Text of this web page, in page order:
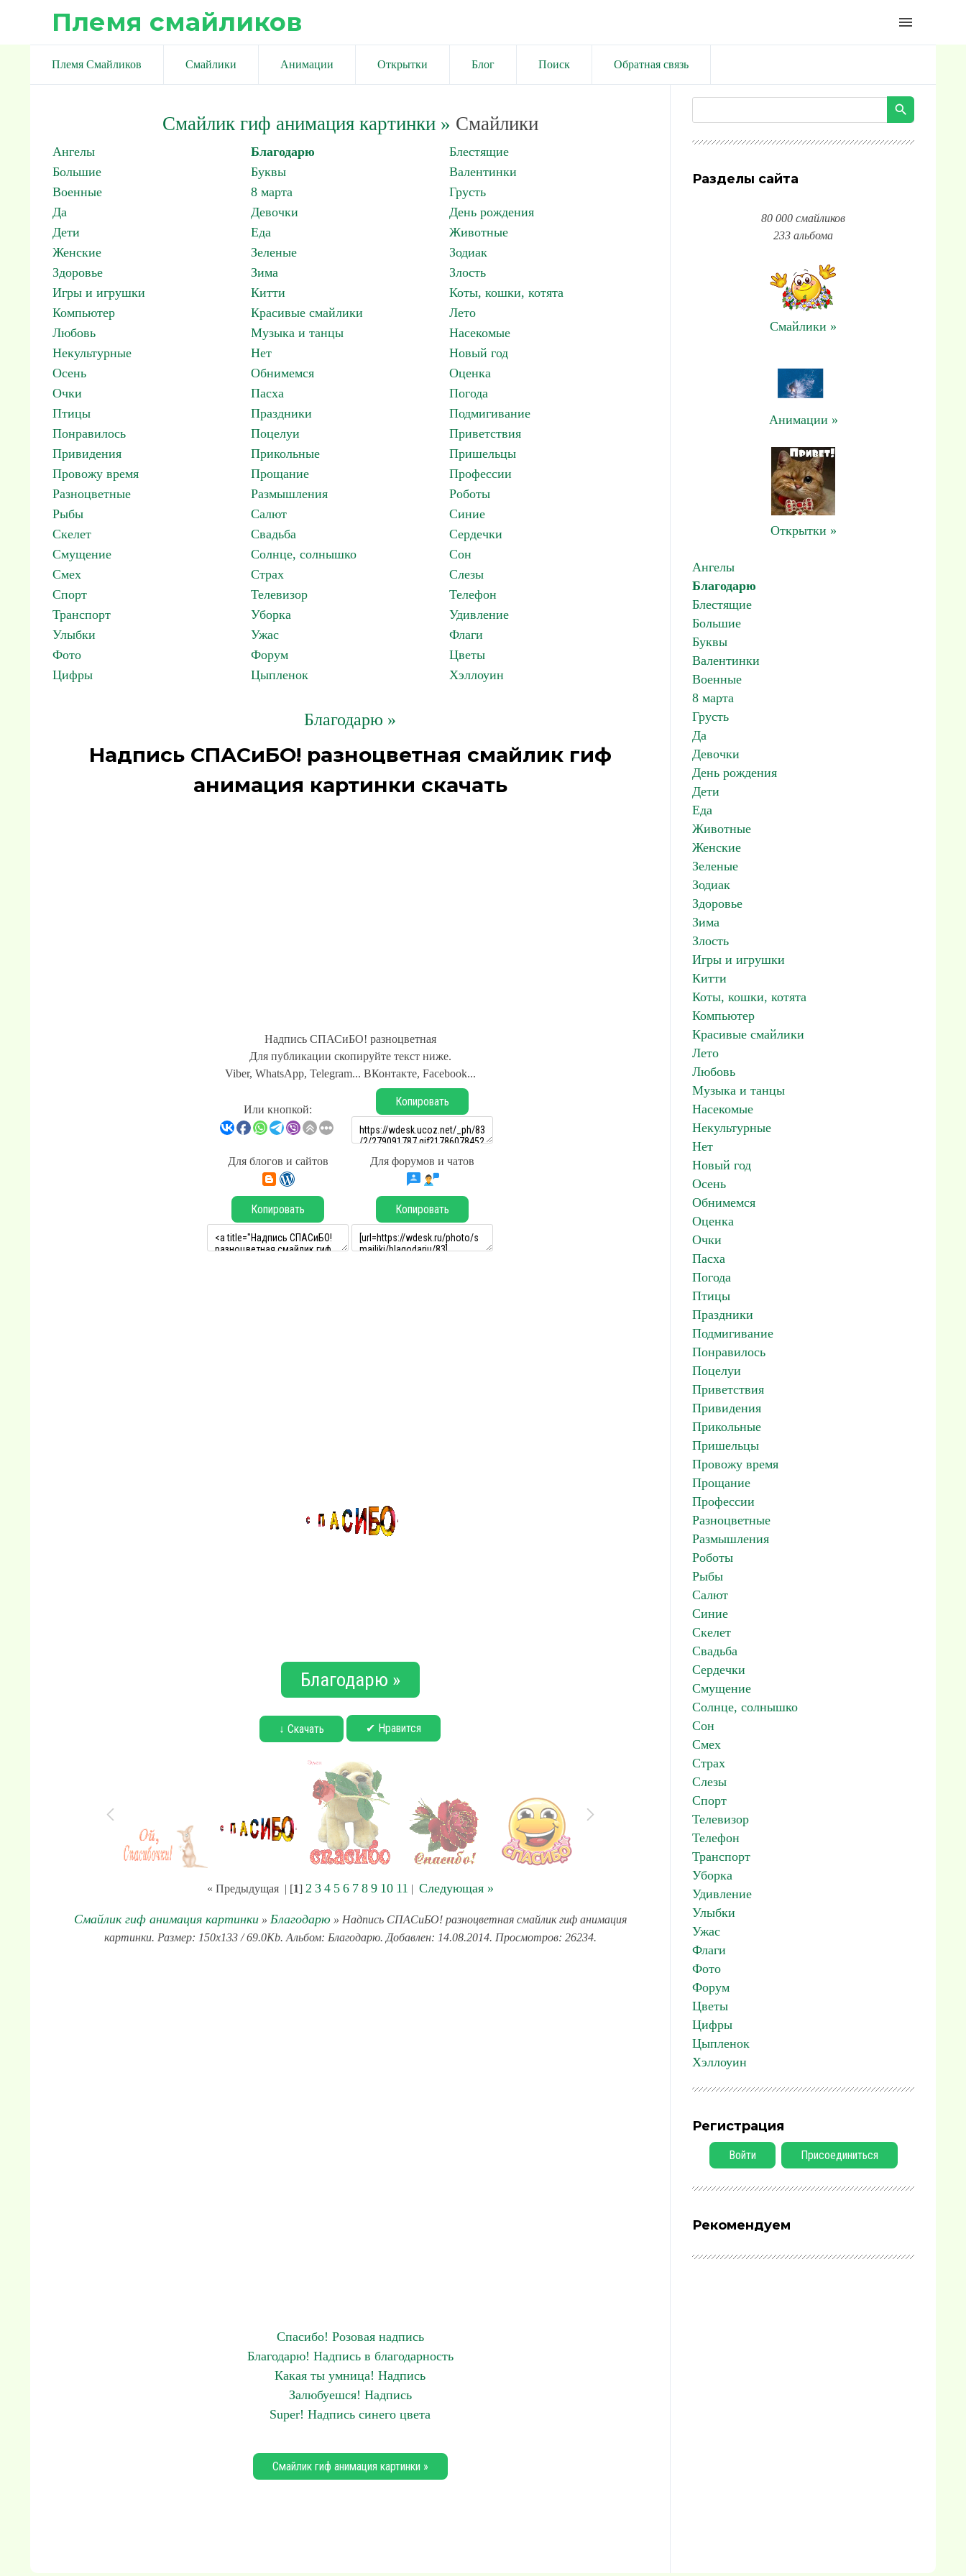
Племя смайликов menu
Племя Смайликов Смайлики Анимации Открытки Блог Поиск Обратная связь
Смайлик гиф анимация картинки» Смайлики
Ангелы Благодарю
Блестящие
Большие
Буквы
Валентинки
Военные
8 марта
Грусть
Да
Девочки
День рождения
Дети
Еда
Животные
Женские
Зеленые
Зодиак
Здоровье
Зима
Злость
Игры и игрушки
Китти
Коты, кошки, котята
Компьютер
Красивые смайлики
Лето
Любовь
Музыка и танцы
Насекомые
Некультурные
Нет
Новый год
Осень
Обнимемся
Оценка
Очки
Пасха
Погода
Птицы
Праздники
Подмигивание
Понравилось
Поцелуи
Приветствия
Привидения
Прикольные
Пришельцы
Провожу время
Прощание
Профессии
Разноцветные
Размышления
Роботы
Рыбы
Салют
Синие
Скелет
Свадьба
Сердечки
Смущение
Солнце, солнышко
Сон
Смех
Страх
Слезы
Спорт
Телевизор
Телефон
Транспорт
Уборка
Удивление
Улыбки
Ужас
Флаги
Фото
Форум
Цветы
Цифры
Цыпленок Хэллоуин
Благодарю »
Надпись СПАСиБО! разноцветная смайлик гиф
анимация картинки скачать
Надпись СПАСиБО! разноцветная
Для публикации скопируйте текст ниже.
Viber, WhatsApp, Telegram... ВКонтакте, Facebook...
Или кнопкой:
Копировать
Для блогов и сайтов Для форумов и чатов
Копировать Копировать
Благодарю »
↓ Скачать ✔ Нравится
« Предыдущая| [1] 2 3 4 5 6 7 8 9 10 11 | Следующая »
Смайлик гиф анимация картинки» Благодарю» Надпись СПАСиБО! разноцветная смайлик гиф анимация
картинки. Размер: 150x133 / 69.0Kb. Альбом: Благодарю. Добавлен: 14.08.2014. Просмотров: 26234.
Спасибо! Розовая надпись
Благодарю! Надпись в благодарность
Какая ты умница! Надпись
Залюбуешся! Надпись
Super! Надпись синего цвета
Смайлик гиф анимация картинки »
Разделы сайта
80 000 смайликов
233 альбома
Смайлики »
Анимации »
Открытки »
Ангелы
Благодарю
Блестящие
Большие
Буквы
Валентинки
Военные
8 марта
Грусть
Да
Девочки
День рождения
Дети
Еда
Животные
Женские
Зеленые
Зодиак
Здоровье
Зима
Злость
Игры и игрушки
Китти
Коты, кошки, котята
Компьютер
Красивые смайлики
Лето
Любовь
Музыка и танцы
Насекомые
Некультурные
Нет
Новый год
Осень
Обнимемся
Оценка
Очки
Пасха
Погода
Птицы
Праздники
Подмигивание
Понравилось
Поцелуи
Приветствия
Привидения
Прикольные
Пришельцы
Провожу время
Прощание
Профессии
Разноцветные
Размышления
Роботы
Рыбы
Салют
Синие
Скелет
Свадьба
Сердечки
Смущение
Солнце, солнышко
Сон
Смех
Страх
Слезы
Спорт
Телевизор
Телефон
Транспорт
Уборка
Удивление
Улыбки
Ужас
Флаги
Фото
Форум
Цветы
Цифры
Цыпленок
Хэллоуин
Регистрация
Войти Присоединиться
Рекомендуем